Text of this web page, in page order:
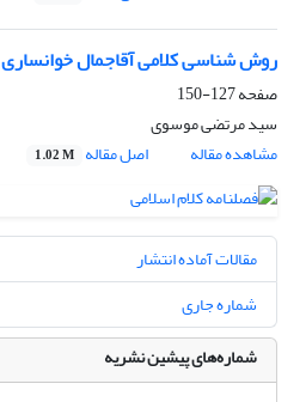
روش شناسی کلامی آقاجمال خوانساری
صفحه127-150
سید مرتضی موسوی
مشاهده مقاله
اصل مقاله 1.02 M
مقالات آماده انتشار
شماره جاری
شماره‌های پیشین نشریه